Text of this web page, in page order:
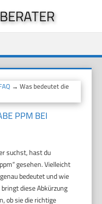
→ Was bedeutet die
PPM BEI
suchst, hast du
gesehen. Vielleicht
bedeutet und wie
diese Abkürzung
ob sie die richtige